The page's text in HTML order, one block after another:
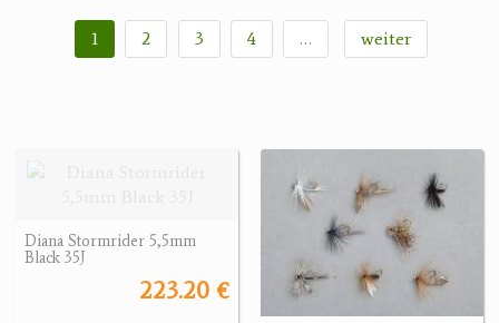
1 2 3 4 … weiter
Diana Stormrider 5,5mm
Black 35J
223.20 €